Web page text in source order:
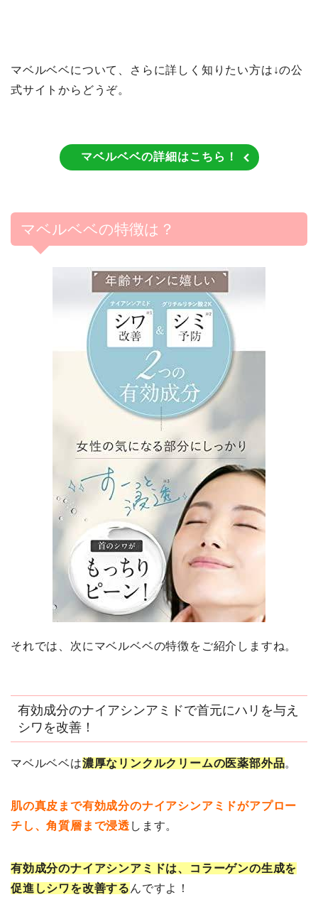
マベルベベについて、さらに詳しく知りたい方は↓の公
式サイトからどうぞ。
マベルベベの詳細はこちら！
マベルベベの特徴は？
それでは、次にマベルベベの特徴をご紹介しますね。
有効成分のナイアシンアミドで首元にハリを与え
シワを改善！
マベルベベは濃厚なリンクルクリームの医薬部外品。
肌の真皮まで有効成分のナイアシンアミドがアプロー
チし、角質層まで浸透 します。
有効成分のナイアシンアミドは、コラーゲンの生成を
促進しシワを改善する んですよ！